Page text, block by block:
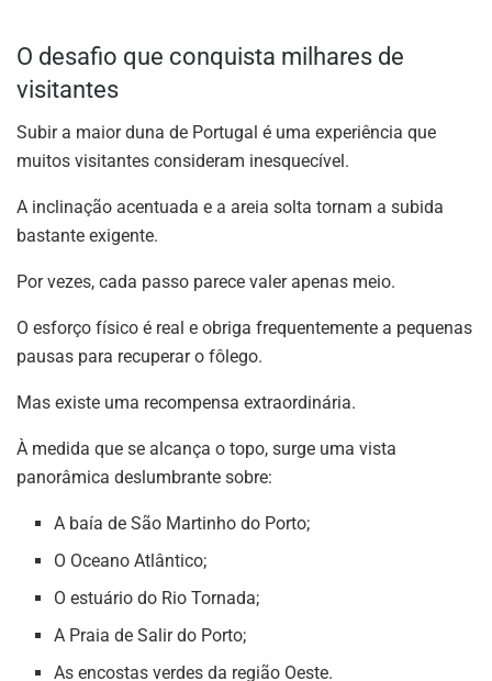
O desafio que conquista milhares de
visitantes
Subir a maior duna de Portugal é uma experiência que
muitos visitantes consideram inesquecível.
A inclinação acentuada e a areia solta tornam a subida
bastante exigente.
Por vezes, cada passo parece valer apenas meio.
O esforço físico é real e obriga frequentemente a pequenas
pausas para recuperar o fôlego.
Mas existe uma recompensa extraordinária.
À medida que se alcança o topo, surge uma vista
panorâmica deslumbrante sobre:
A baía de São Martinho do Porto;
O Oceano Atlântico;
O estuário do Rio Tornada;
A Praia de Salir do Porto;
As encostas verdes da região Oeste.